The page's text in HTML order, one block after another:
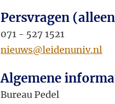
Persvragen
071 - 527 1521
nieuws@leidenuniv.nl
Algemene
Bureau Pedel